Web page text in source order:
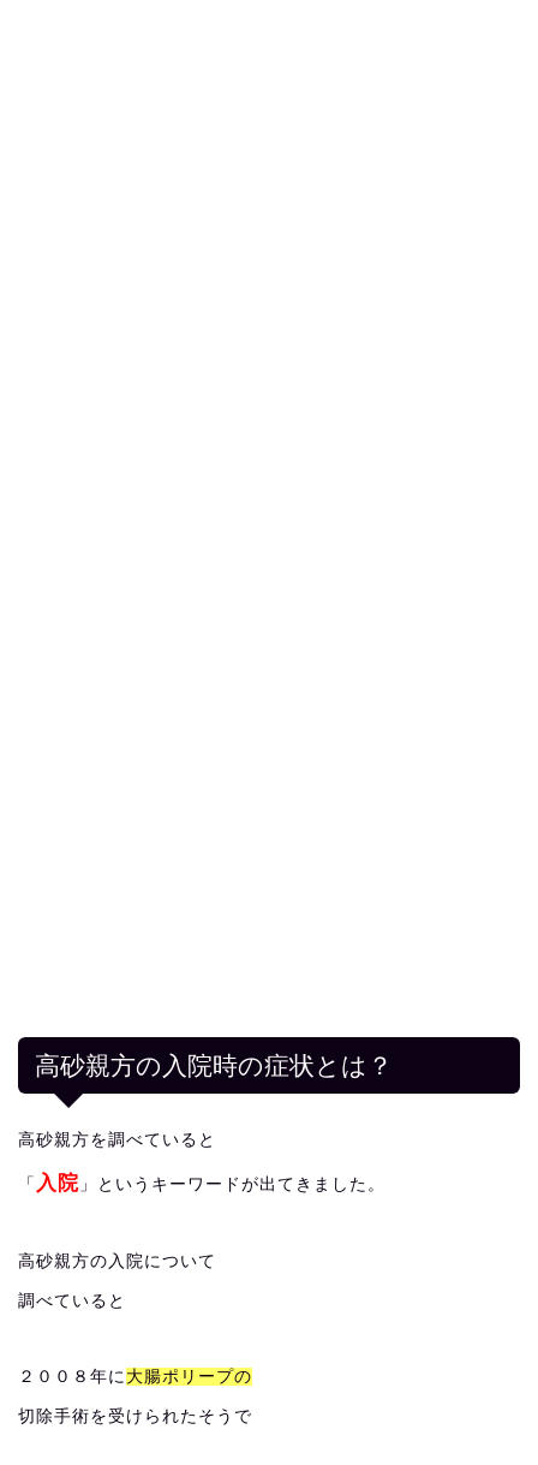
高砂親方の入院時の症状とは？
高砂親方を調べていると
「 入院 」というキーワードが出てきました。
高砂親方の入院について
調べていると
２００８年に 大腸ポリープの
切除手術を受けられたそうで